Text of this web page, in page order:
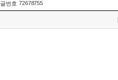
글번호 72678755